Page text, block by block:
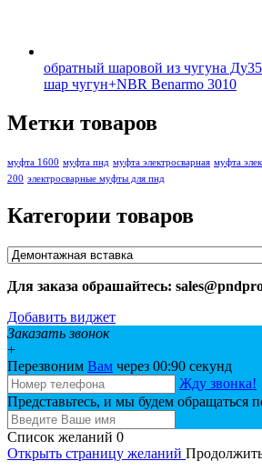
обратный шаровой из чугуна
шар чугун+NBR Benarmo 3010
Метки товаров
муфта 1600 муфта пнд муфта электросварная муфта
200 электросварные муфты для пнд
Категории товаров
Для заказа обрашайтесь:
Добавить виджет
Заказать звонок
+
Перезвоним Вам через 00:90 секунд
Жду звонка!
Представьтесь, и мы будем обращаться
Список желаний 0
Открыть страницу желаний